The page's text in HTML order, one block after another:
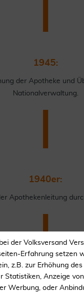
1945:
der Apotheke und
Nationalverwaltung.
1940er:
Apothekenleitung
1912:
der Volksversand
Erfahrung setzen
z.B. zur Erhöhung
Statistiken, Anzeige
Werbung, oder